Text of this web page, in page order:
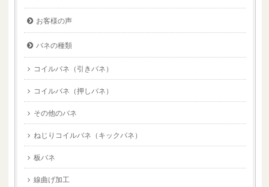
お客様の声
バネの種類
コイルバネ（引きバネ）
コイルバネ（押しバネ）
その他のバネ
ねじりコイルバネ（キックバネ）
板バネ
線曲げ加工